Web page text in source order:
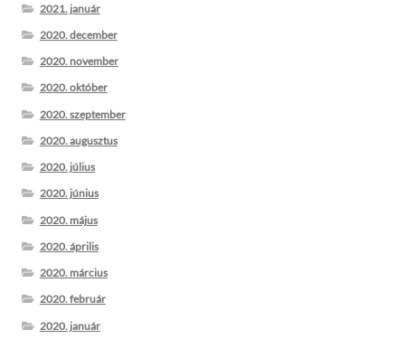
2021. január
2020. december
2020. november
2020. október
2020. szeptember
2020. augusztus
2020. július
2020. június
2020. május
2020. április
2020. március
2020. február
2020. január